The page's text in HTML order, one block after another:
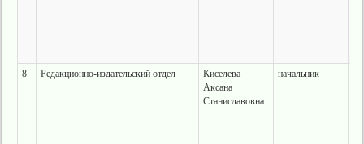
8 Редакционно-издательский отдел
Киселева
Аксана
Станиславовна
начальник